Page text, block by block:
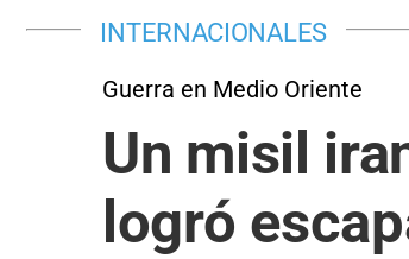
INTERNACIONALES
Guerra en Medio Oriente
Un misil
logró